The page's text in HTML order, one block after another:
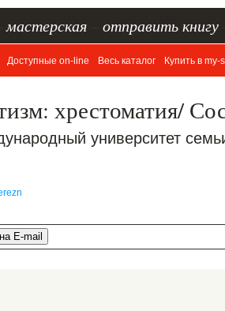
мастерская отправить книгу
Доступные on-line Весь каталог Купить в my-
хрестоматия/
университет